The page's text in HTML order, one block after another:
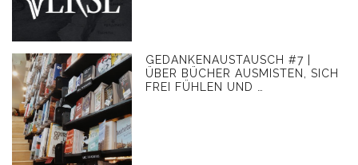
GEDANKENAUSTAUSCH #7 |
ÜBER BÜCHER AUSMISTEN, SICH
FREI FÜHLEN UND …